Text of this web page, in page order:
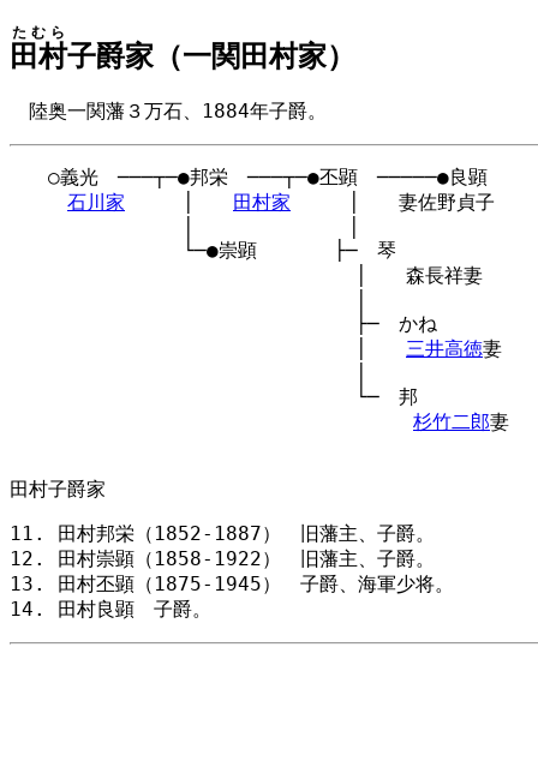
田村
たむら
子爵家（一関田村家）
陸奥一関藩３万石、1884年子爵。
○義光　───┬─●邦栄　───┬─●丕顕　─────●良顕
石川家
田村家 │　　妻佐野貞子
└─●崇顕　　　　├─　琴
│　　森長祥妻
├─　かね
三井高徳妻
└─　邦
杉竹二郎妻
田村子爵家
田村邦栄（1852-1887） 旧藩主、子爵。
田村崇顕（1858-1922） 旧藩主、子爵。
田村丕顕（1875-1945） 子爵、海軍少将。
田村良顕 子爵。